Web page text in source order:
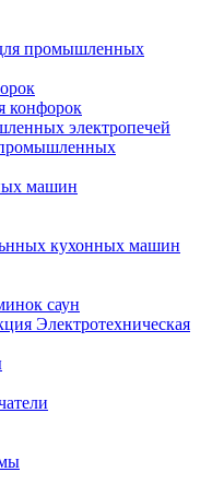
промышленных
конфорок
электропечей
машин
кухонных машин
саун
Электротехническая